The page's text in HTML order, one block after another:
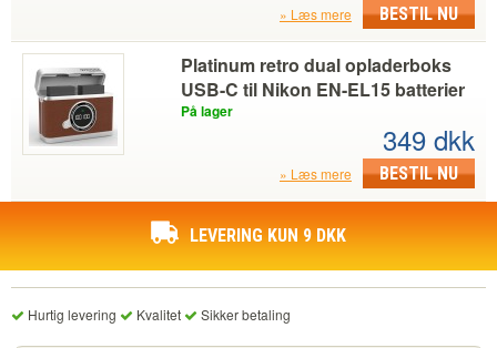
BESTIL NU
Læs mere
Platinum retro dual opladerboks
USB-C til Nikon EN-EL15 batterier
På lager
349 dkk
BESTIL NU
Læs mere
LEVERING KUN 9 DKK
Hurtig levering Kvalitet Sikker betaling